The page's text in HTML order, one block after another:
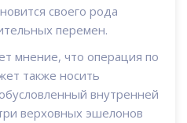
своего рода
перемен.
мнение, что операция по
также носить
внутренней
верховных эшелонов